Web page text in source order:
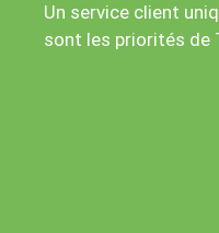
Un service client
sont les priorités de